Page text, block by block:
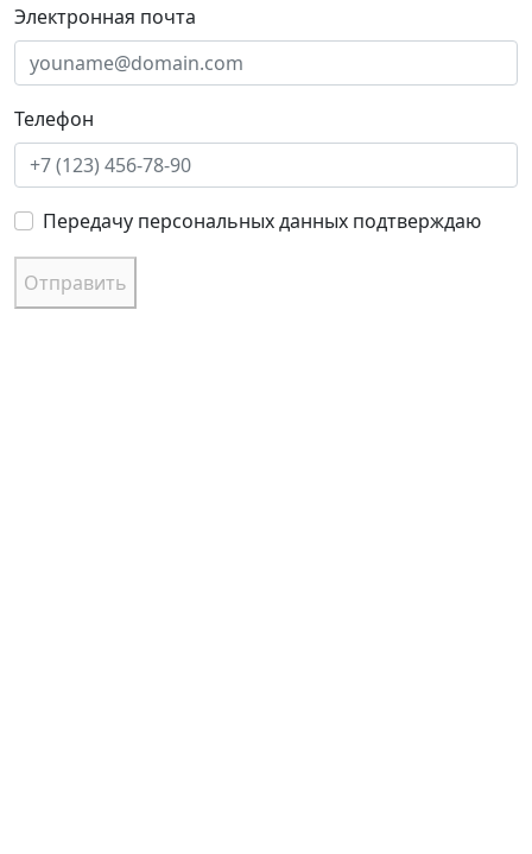
Электронная почта
Телефон
Передачу персональных данных подтверждаю
Отправить